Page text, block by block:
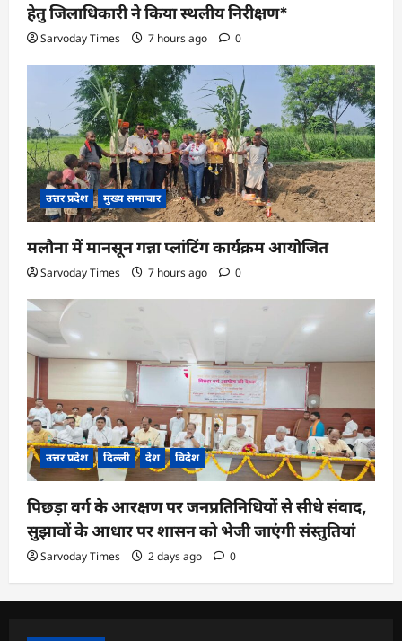
हेतु जिलाधिकारी ने किया स्थलीय निरीक्षण*
Sarvoday Times 7 hours ago 0
उत्तर प्रदेश मुख्य समाचार
मलौना में मानसून गन्ना प्लांटिंग कार्यक्रम आयोजित
Sarvoday Times 7 hours ago 0
उत्तर प्रदेश दिल्ली देश विदेश
पिछड़ा वर्ग के आरक्षण पर जनप्रतिनिधियों से सीधे संवाद,
सुझावों के आधार पर शासन को भेजी जाएंगी संस्तुतियां
Sarvoday Times 2 days ago 0